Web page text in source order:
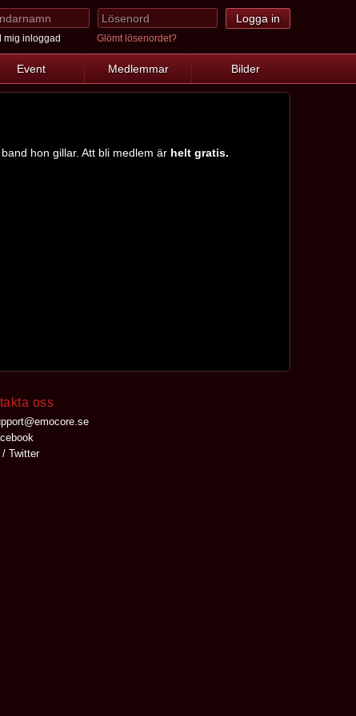
mig inloggad Glömt lösenordet?
Event Medlemmar Bilder
hon gillar. Att bli medlem är helt gratis.
oss
/ Twitter